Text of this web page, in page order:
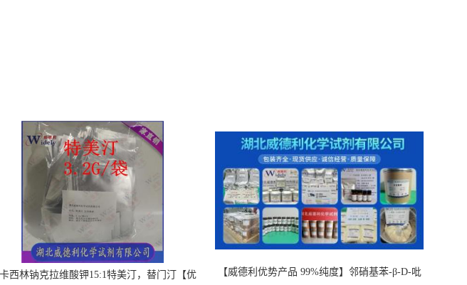
西林钠克拉维酸钾15:1特美汀，替门汀【优
【威德利优势产品 99%纯度】邻硝基苯-β-D-吡